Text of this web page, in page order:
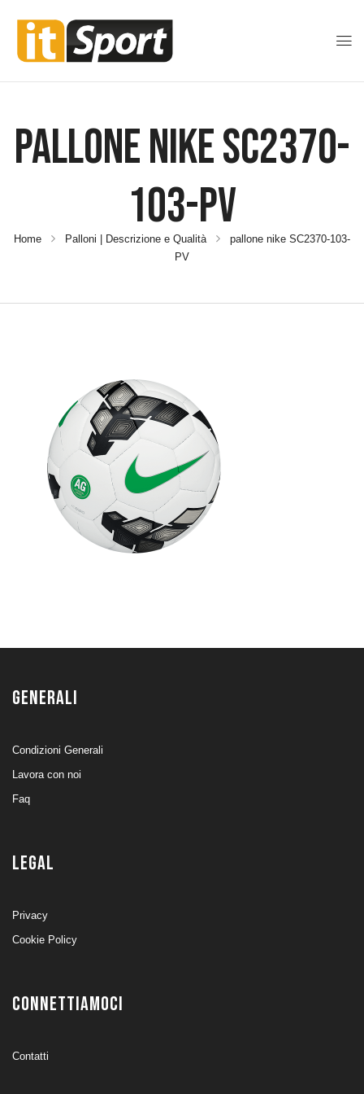
Pallone Nike SC2370-
103-PV
Home Palloni | Descrizione e Qualità
pallone nike SC2370-103-
PV
GENERALI
Condizioni Generali
Lavora con noi
Faq
LEGAL
Privacy
Cookie Policy
CONNETTIAMOCI
Contatti